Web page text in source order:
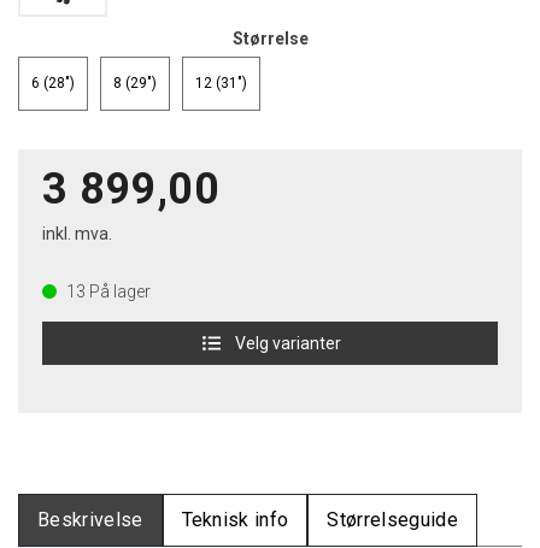
Størrelse
6 (28") 8 (29") 12 (31")
3 899,00
inkl. mva.
13 På lager
Velg varianter
Beskrivelse Teknisk info Størrelseguide